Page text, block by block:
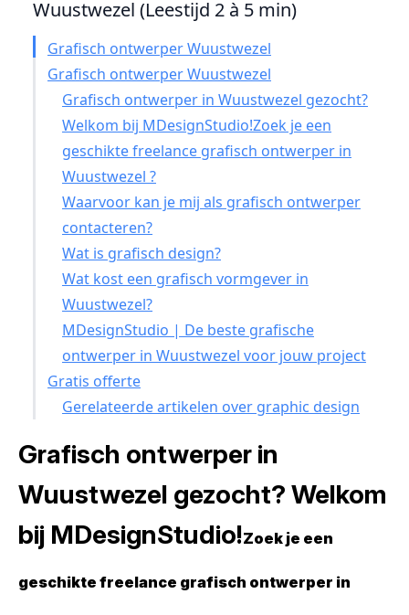
Wuustwezel (Leestijd 2 à 5 min)
Grafisch ontwerper Wuustwezel
Grafisch ontwerper Wuustwezel
Grafisch ontwerper in Wuustwezel gezocht?
Welkom bij MDesignStudio!Zoek je een
geschikte freelance grafisch ontwerper in
Wuustwezel ?
Waarvoor kan je mij als grafisch ontwerper
contacteren?
Wat is grafisch design?
Wat kost een grafisch vormgever in
Wuustwezel?
MDesignStudio | De beste grafische
ontwerper in Wuustwezel voor jouw project
Gratis offerte
Gerelateerde artikelen over graphic design
Grafisch ontwerper in
Wuustwezel gezocht? Welkom
bij MDesignStudio!Zoek je een
geschikte freelance grafisch ontwerper in